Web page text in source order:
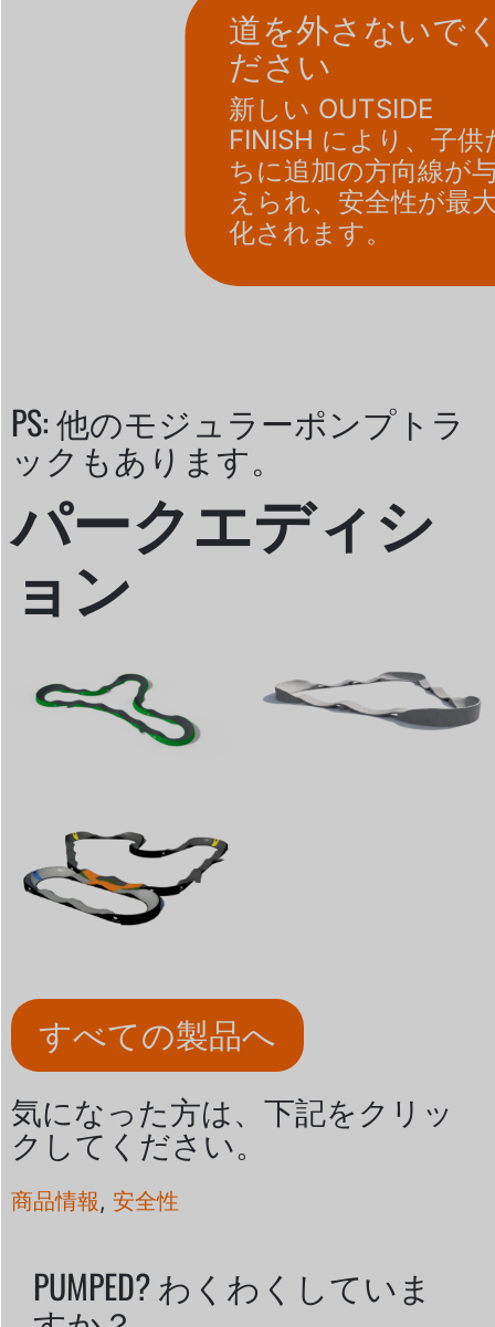
道を外さないで
ださい
新しい OUTSIDE
FINISH により、子供
ちに追加の方向線が
えられ、安全性が最
化されます。
PS: 他のモジュラーポンプトラ
ックもあります。
パークエディシ
ョン
すべての製品へ
気になった方は、下記をクリッ
クしてください。
商品情報, 安全性
PUMPED? わくわくしていま